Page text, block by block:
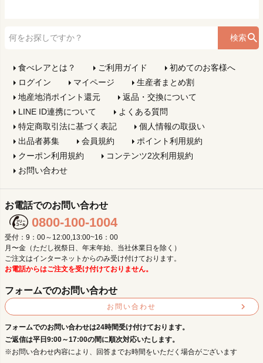
検索
食べレアとは？ ご利用ガイド
初めてのお客様へ
ログイン
マイページ
生産者まとめ割
地産地消ポイント還元
返品・交換について
LINE ID連携について
よくある質問
特定商取引法に基づく表記
個人情報の取扱い
出品者募集
会員規約
ポイント利用規約
クーポン利用規約
コンテンツ2次利用規約
お問い合わせ
お電話でのお問い合わせ
0800-100-1004
受付：9：00～12:00,13:00~16：00
月〜金（ただし祝祭日、年末年始、当社休業日を除く）
ご注文はインターネットからのみ受け付けております。
お電話からはご注文を受け付けておりません。
フォームでのお問い合わせ
お問い合わせ
フォームでのお問い合わせは24時間受け付けております。
ご返信は平日9:00～17:00の間に順次対応いたします。
※お問い合わせ内容により、回答までお時間をいただく場合がございます